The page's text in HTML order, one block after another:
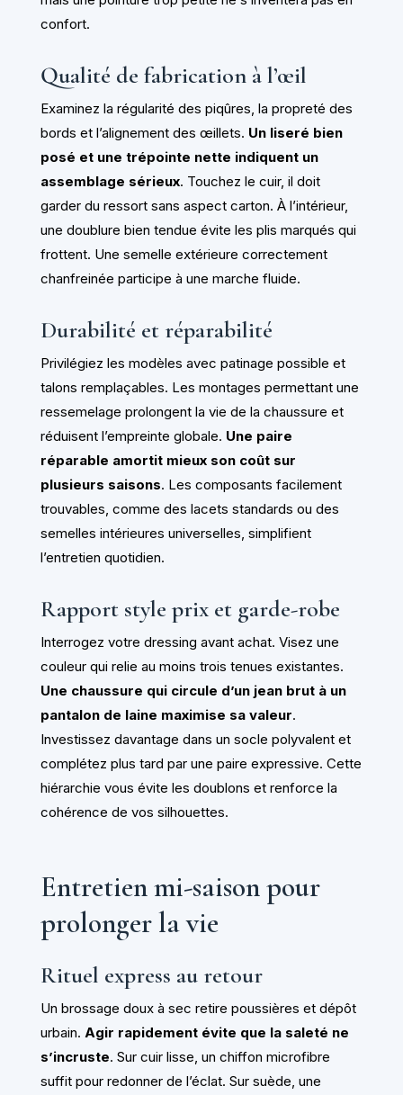
confort.
Qualité de fabrication à l’œil
Examinez la régularité des piqûres, la propreté des
bords et l’alignement des œillets. Un liseré bien
posé et une trépointe nette indiquent un
assemblage sérieux. Touchez le cuir, il doit
garder du ressort sans aspect carton. À l’intérieur,
une doublure bien tendue évite les plis marqués qui
frottent. Une semelle extérieure correctement
chanfreinée participe à une marche fluide.
Durabilité et réparabilité
Privilégiez les modèles avec patinage possible et
talons remplaçables. Les montages permettant une
ressemelage prolongent la vie de la chaussure et
réduisent l’empreinte globale. Une paire
réparable amortit mieux son coût sur
plusieurs saisons. Les composants facilement
trouvables, comme des lacets standards ou des
semelles intérieures universelles, simplifient
l’entretien quotidien.
Rapport style prix et garde-robe
Interrogez votre dressing avant achat. Visez une
couleur qui relie au moins trois tenues existantes.
Une chaussure qui circule d’un jean brut à un
pantalon de laine maximise sa valeur.
Investissez davantage dans un socle polyvalent et
complétez plus tard par une paire expressive. Cette
hiérarchie vous évite les doublons et renforce la
cohérence de vos silhouettes.
Entretien mi-saison pour
prolonger la vie
Rituel express au retour
Un brossage doux à sec retire poussières et dépôt
urbain. Agir rapidement évite que la saleté ne
s’incruste. Sur cuir lisse, un chiffon microfibre
suffit pour redonner de l’éclat. Sur suède, une